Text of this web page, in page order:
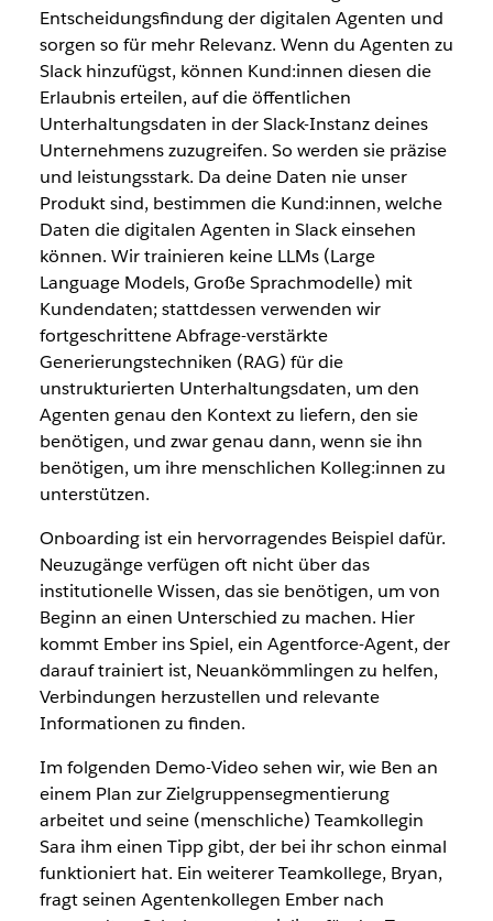
Entscheidungsfindung der digitalen Agenten und
sorgen so für mehr Relevanz. Wenn du Agenten zu
Slack hinzufügst, können Kund:innen diesen die
Erlaubnis erteilen, auf die öffentlichen
Unterhaltungsdaten in der Slack-Instanz deines
Unternehmens zuzugreifen. So werden sie präzise
und leistungsstark. Da deine Daten nie unser
Produkt sind, bestimmen die Kund:innen, welche
Daten die digitalen Agenten in Slack einsehen
können. Wir trainieren keine LLMs (Large
Language Models, Große Sprachmodelle) mit
Kundendaten; stattdessen verwenden wir
fortgeschrittene Abfrage-verstärkte
Generierungstechniken (RAG) für die
unstrukturierten Unterhaltungsdaten, um den
Agenten genau den Kontext zu liefern, den sie
benötigen, und zwar genau dann, wenn sie ihn
benötigen, um ihre menschlichen Kolleg:innen zu
unterstützen.
Onboarding ist ein hervorragendes Beispiel dafür.
Neuzugänge verfügen oft nicht über das
institutionelle Wissen, das sie benötigen, um von
Beginn an einen Unterschied zu machen. Hier
kommt Ember ins Spiel, ein Agentforce-Agent, der
darauf trainiert ist, Neuankömmlingen zu helfen,
Verbindungen herzustellen und relevante
Informationen zu finden.
Im folgenden Demo-Video sehen wir, wie Ben an
einem Plan zur Zielgruppensegmentierung
arbeitet und seine (menschliche) Teamkollegin
Sara ihm einen Tipp gibt, der bei ihr schon einmal
funktioniert hat. Ein weiterer Teamkollege, Bryan,
fragt seinen Agentenkollegen Ember nach